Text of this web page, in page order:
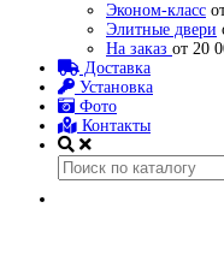
Эконом-класс
Элитные двери
На заказ от 20
Доставка
Установка
Фото
Контакты